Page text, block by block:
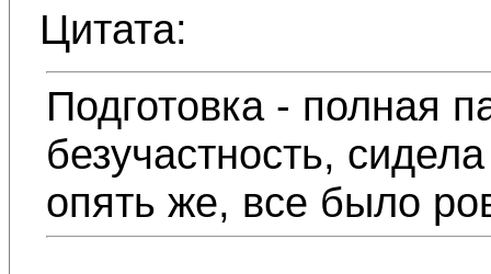
Цитата:
Подготовка - полная
безучастность,
опять же, все было